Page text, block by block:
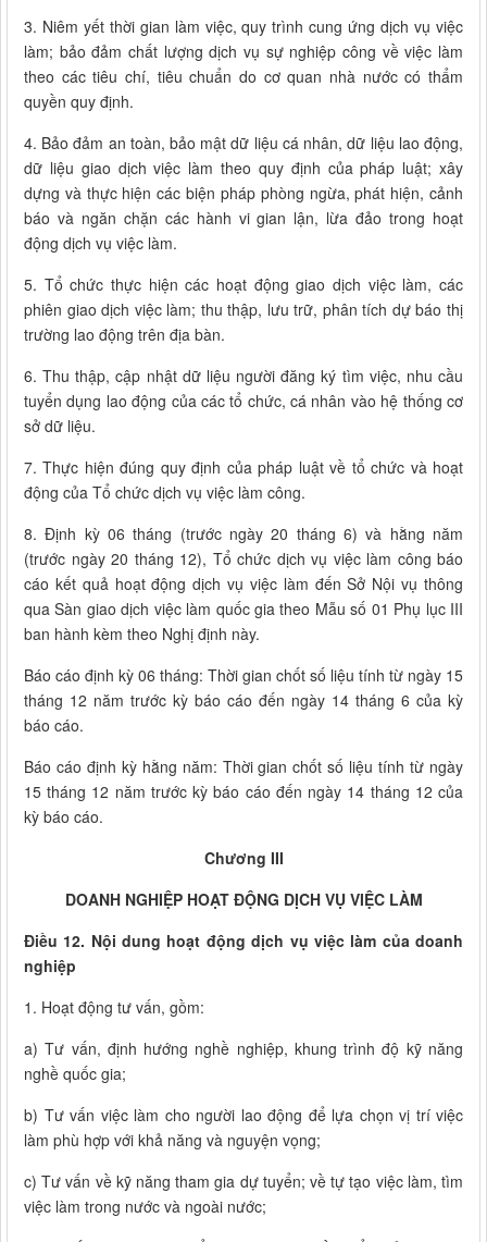
3. Niêm yết thời gian làm việc, quy trình cung ứng dịch vụ việc
làm; bảo đảm chất lượng dịch vụ sự nghiệp công về việc làm
theo các tiêu chí, tiêu chuẩn do cơ quan nhà nước có thẩm
quyền quy định.
4. Bảo đảm an toàn, bảo mật dữ liệu cá nhân, dữ liệu lao động,
dữ liệu giao dịch việc làm theo quy định của pháp luật; xây
dựng và thực hiện các biện pháp phòng ngừa, phát hiện, cảnh
báo và ngăn chặn các hành vi gian lận, lừa đảo trong hoạt
động dịch vụ việc làm.
5. Tổ chức thực hiện các hoạt động giao dịch việc làm, các
phiên giao dịch việc làm; thu thập, lưu trữ, phân tích dự báo thị
trường lao động trên địa bàn.
6. Thu thập, cập nhật dữ liệu người đăng ký tìm việc, nhu cầu
tuyển dụng lao động của các tổ chức, cá nhân vào hệ thống cơ
sở dữ liệu.
7. Thực hiện đúng quy định của pháp luật về tổ chức và hoạt
động của Tổ chức dịch vụ việc làm công.
8. Định kỳ 06 tháng (trước ngày 20 tháng 6) và hằng năm
(trước ngày 20 tháng 12), Tổ chức dịch vụ việc làm công báo
cáo kết quả hoạt động dịch vụ việc làm đến Sở Nội vụ thông
qua Sàn giao dịch việc làm quốc gia theo Mẫu số 01 Phụ lục III
ban hành kèm theo Nghị định này.
Báo cáo định kỳ 06 tháng: Thời gian chốt số liệu tính từ ngày 15
tháng 12 năm trước kỳ báo cáo đến ngày 14 tháng 6 của kỳ
báo cáo.
Báo cáo định kỳ hằng năm: Thời gian chốt số liệu tính từ ngày
15 tháng 12 năm trước kỳ báo cáo đến ngày 14 tháng 12 của
kỳ báo cáo.
Chương III
DOANH NGHIỆP HOẠT ĐỘNG DỊCH VỤ VIỆC LÀM
Điều 12. Nội dung hoạt động dịch vụ việc làm của doanh
nghiệp
1. Hoạt động tư vấn, gồm:
a) Tư vấn, định hướng nghề nghiệp, khung trình độ kỹ năng
nghề quốc gia;
b) Tư vấn việc làm cho người lao động để lựa chọn vị trí việc
làm phù hợp với khả năng và nguyện vọng;
c) Tư vấn về kỹ năng tham gia dự tuyển; về tự tạo việc làm, tìm
việc làm trong nước và ngoài nước;